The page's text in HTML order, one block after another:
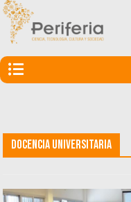
Docencia universitaria